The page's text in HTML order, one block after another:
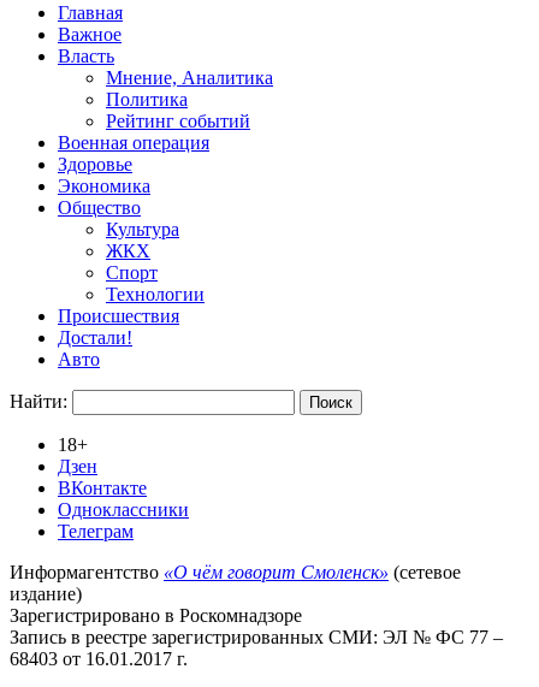
Главная
Важное
Власть
Мнение, Аналитика
Политика
Рейтинг событий
Военная операция
Здоровье
Экономика
Общество
Культура
ЖКХ
Спорт
Технологии
Происшествия
Достали!
Авто
Найти:
18+
Дзен
ВКонтакте
Одноклассники
Телеграм
Информагентство «О чём говорит Смоленск» (сетевое
издание)
Зарегистрировано в Роскомнадзоре
Запись в реестре зарегистрированных СМИ: ЭЛ № ФС 77 –
68403 от 16.01.2017 г.